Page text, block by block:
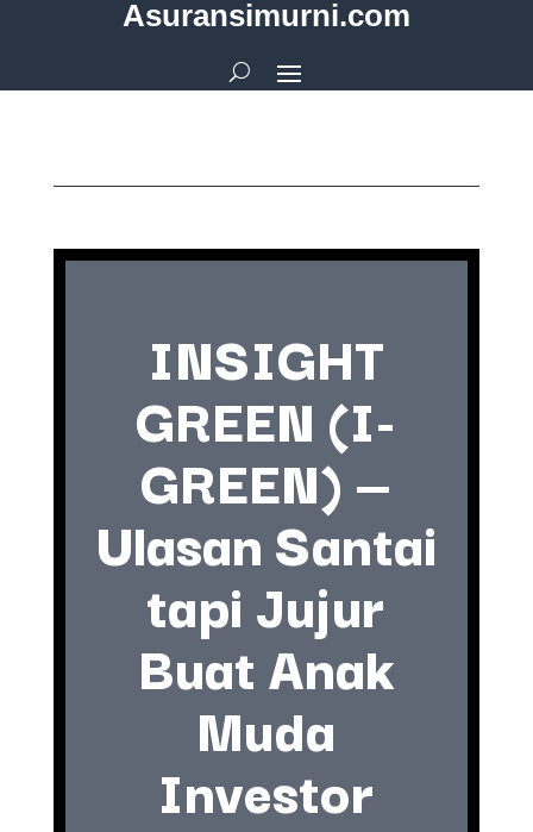
Asuransimurni.com
INSIGHT
GREEN (I-
GREEN) —
Ulasan Santai
tapi Jujur
Buat Anak
Muda
Investor